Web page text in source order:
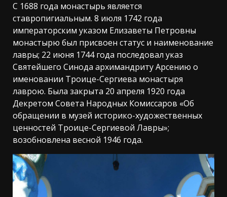
С 1688 года монастырь является
ставропигиальным. 8 июля 1742 года
императорским указом Елизаветы Петровны
монастырю был присвоен статус и наименование
лавры; 22 июня 1744 года последовал указ
Святейшего Синода архимандриту Арсению о
именовании Троице-Сергиева монастыря
лаврою. Была закрыта 20 апреля 1920 года
Декретом Совета Народных Комиссаров «Об
обращении в музей историко-художественных
ценностей Троице-Сергиевой Лавры»;
возобновлена весной 1946 года.